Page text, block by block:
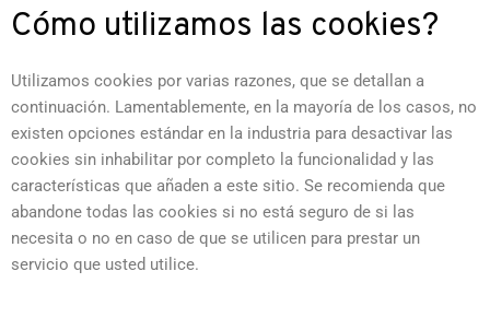
Cómo utilizamos las cookies?
Utilizamos cookies por varias razones, que se detallan a
continuación. Lamentablemente, en la mayoría de los casos, no
existen opciones estándar en la industria para desactivar las
cookies sin inhabilitar por completo la funcionalidad y las
características que añaden a este sitio. Se recomienda que
abandone todas las cookies si no está seguro de si las
necesita o no en caso de que se utilicen para prestar un
servicio que usted utilice.